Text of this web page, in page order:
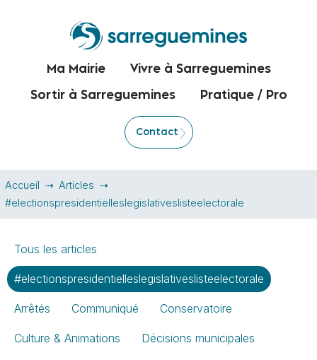
Ma Mairie Vivre à Sarreguemines
Sortir à Sarreguemines Pratique / Pro
Contact
Accueil
Articles
#electionspresidentielleslegislativeslisteelectorale
Tous les articles
#electionspresidentielleslegislativeslisteelectorale
Arrêtés Communiqué Conservatoire
Culture & Animations Décisions municipales